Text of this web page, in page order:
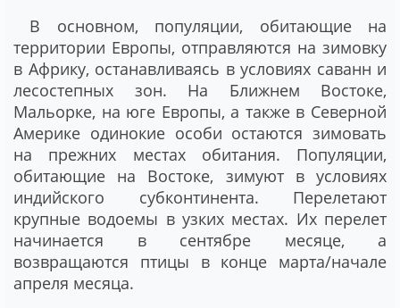
В основном, популяции, обитающие на
территории Европы, отправляются на зимовку
в Африку, останавливаясь в условиях саванн и
лесостепных зон. На Ближнем Востоке,
Мальорке, на юге Европы, а также в Северной
Америке одинокие особи остаются зимовать
на прежних местах обитания. Популяции,
обитающие на Востоке, зимуют в условиях
индийского субконтинента. Перелетают
крупные водоемы в узких местах. Их перелет
начинается в сентябре месяце, а
возвращаются птицы в конце марта/начале
апреля месяца.